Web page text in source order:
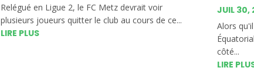
Relégué en Ligue 2, le FC Metz devrait voir
plusieurs joueurs quitter le club au cours de ce...
LIRE PLUS
JUIL 30,
Alors
côté...
LIRE